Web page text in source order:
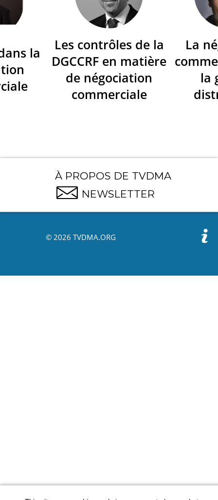
la
Les contrôles de la
DGCCRF en matière
de négociation
commerciale
La
la
À PROPOS DE TVDMA
NEWSLETTER
© 2026 TVDMA.ORG